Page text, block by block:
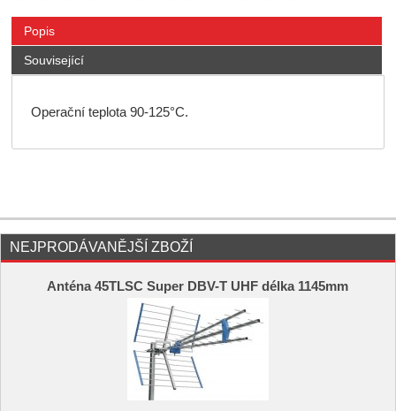
Popis
Související
Operační teplota 90-125°C.
NEJPRODÁVANĚJŠÍ ZBOŽÍ
Anténa 45TLSC Super DBV-T UHF délka 1145mm